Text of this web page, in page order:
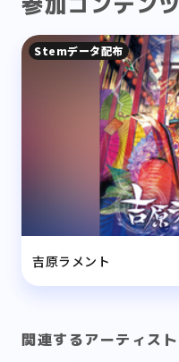
Stemデータ配布
吉原ラメント
関連するアーティスト